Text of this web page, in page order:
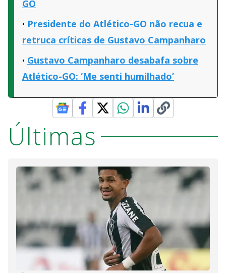
GO
Presidente do Atlético-GO não recua e
retruca críticas de Gustavo Campanharo
Gustavo Campanharo desabafa sobre
Atlético-GO: ‘Me senti humilhado’
Últimas